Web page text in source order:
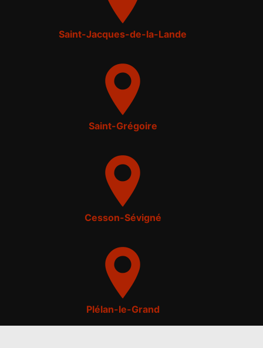
Saint-Jacques-de-la-Lande
Saint-Grégoire
Cesson-Sévigné
Plélan-le-Grand